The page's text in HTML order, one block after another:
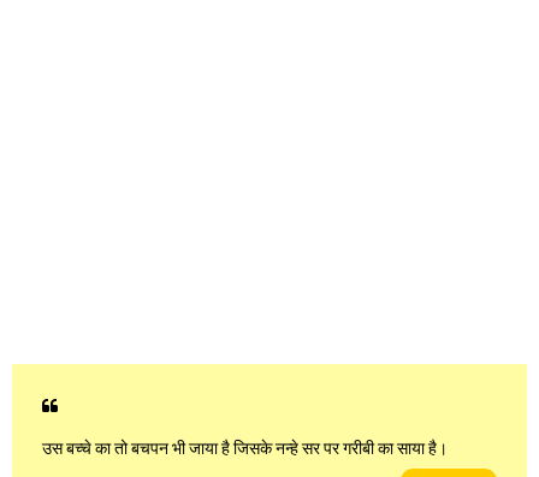
उस बच्चे का तो बचपन भी जाया है जिसके नन्हे सर पर गरीबी का साया है।